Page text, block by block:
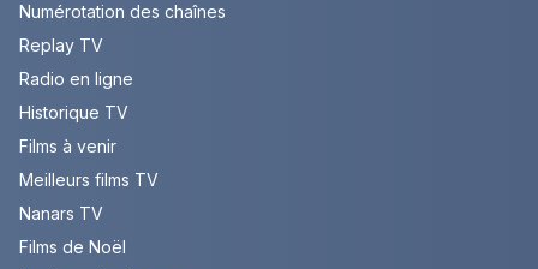
Numérotation des chaînes
Replay TV
Radio en ligne
Historique TV
Films à venir
Meilleurs films TV
Nanars TV
Films de Noël